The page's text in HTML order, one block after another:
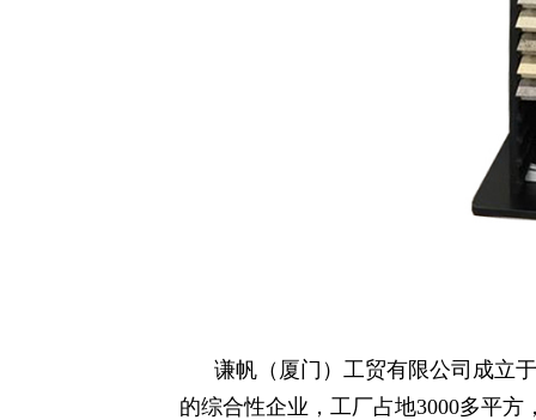
谦帆（厦门）工贸有限公司成立
的综合性企业，工厂占地3000多平